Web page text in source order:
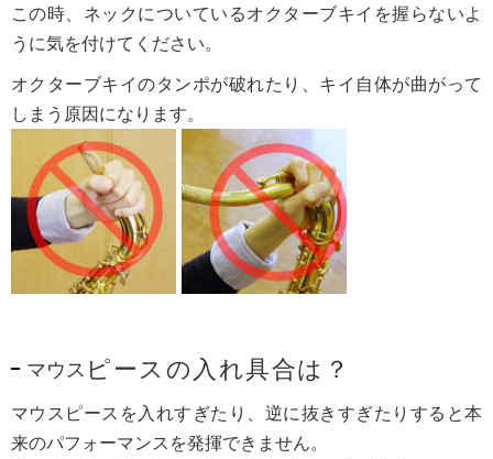
この時、ネックについているオクターブキイを握らないよ
うに気を付けてください。
オクターブキイのタンポが破れたり、キイ自体が曲がって
しまう原因になります。
マウス ピースの入れ具合は？
マウスピースを入れすぎたり、逆に抜きすぎたりすると本
来のパフォーマンスを発揮できません。